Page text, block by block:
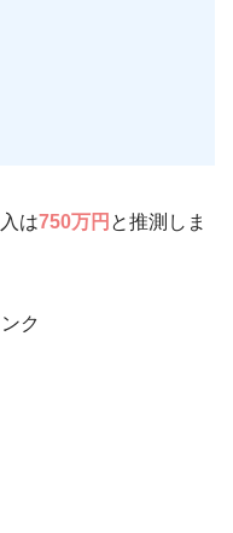
は750万円 と推測しま
ク